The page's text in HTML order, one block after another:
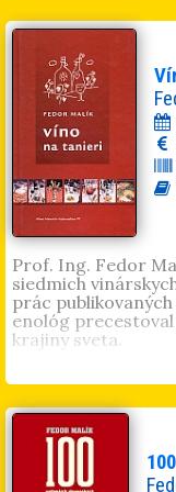
producentov vín,
častejšie sa medzi
výrobcov.
Prof. Ing. Fedor
siedmich
prác
enológ
krajiny sveta.
množstvo
krátkych fejtónoch
z domácej i
vína nebola taká